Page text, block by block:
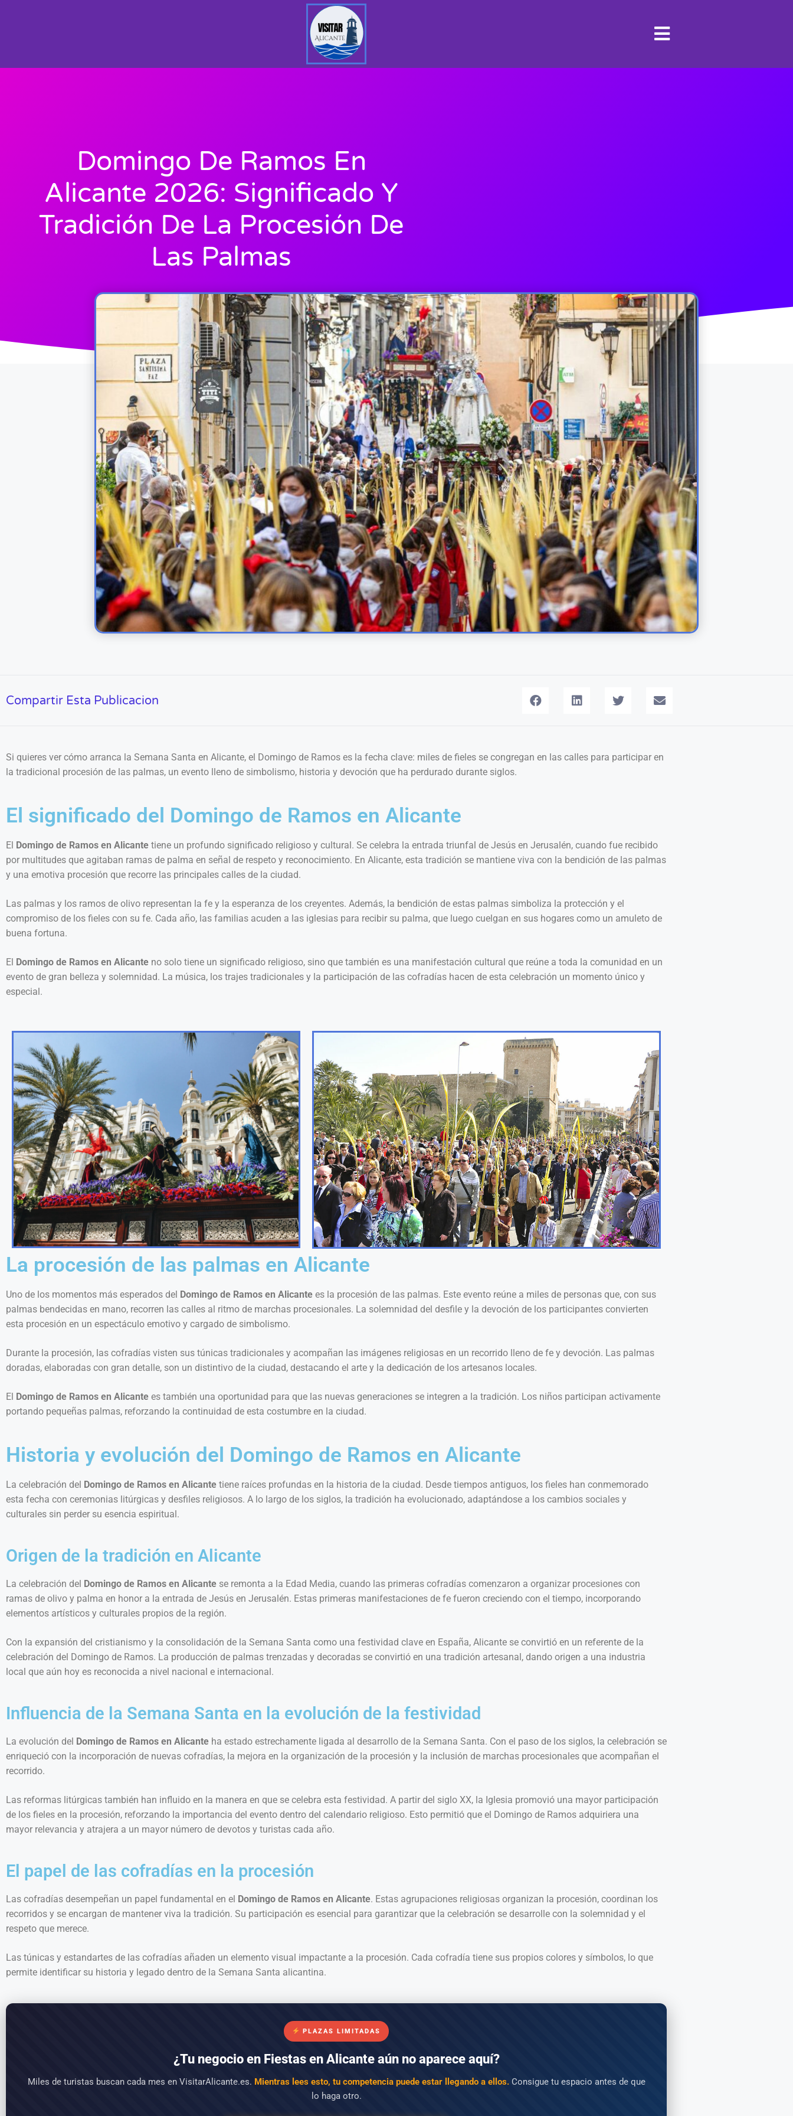
Domingo De Ramos En
Alicante 2026: Significado Y
Tradición De La Procesión De
Las Palmas
Compartir Esta Publicacion
Si quieres ver cómo arranca la Semana Santa en Alicante, el Domingo de Ramos es la fecha clave: miles de fieles se congregan en las calles para participar en
la tradicional procesión de las palmas, un evento lleno de simbolismo, historia y devoción que ha perdurado durante siglos.
El significado del Domingo de Ramos en Alicante
El Domingo de Ramos en Alicante tiene un profundo significado religioso y cultural. Se celebra la entrada triunfal de Jesús en Jerusalén, cuando fue recibido
por multitudes que agitaban ramas de palma en señal de respeto y reconocimiento. En Alicante, esta tradición se mantiene viva con la bendición de las palmas
y una emotiva procesión que recorre las principales calles de la ciudad.
Las palmas y los ramos de olivo representan la fe y la esperanza de los creyentes. Además, la bendición de estas palmas simboliza la protección y el
compromiso de los fieles con su fe. Cada año, las familias acuden a las iglesias para recibir su palma, que luego cuelgan en sus hogares como un amuleto de
buena fortuna.
El Domingo de Ramos en Alicante no solo tiene un significado religioso, sino que también es una manifestación cultural que reúne a toda la comunidad en un
evento de gran belleza y solemnidad. La música, los trajes tradicionales y la participación de las cofradías hacen de esta celebración un momento único y
especial.
La procesión de las palmas en Alicante
Uno de los momentos más esperados del Domingo de Ramos en Alicante es la procesión de las palmas. Este evento reúne a miles de personas que, con sus
palmas bendecidas en mano, recorren las calles al ritmo de marchas procesionales. La solemnidad del desfile y la devoción de los participantes convierten
esta procesión en un espectáculo emotivo y cargado de simbolismo.
Durante la procesión, las cofradías visten sus túnicas tradicionales y acompañan las imágenes religiosas en un recorrido lleno de fe y devoción. Las palmas
doradas, elaboradas con gran detalle, son un distintivo de la ciudad, destacando el arte y la dedicación de los artesanos locales.
El Domingo de Ramos en Alicante es también una oportunidad para que las nuevas generaciones se integren a la tradición. Los niños participan activamente
portando pequeñas palmas, reforzando la continuidad de esta costumbre en la ciudad.
Historia y evolución del Domingo de Ramos en Alicante
La celebración del Domingo de Ramos en Alicante tiene raíces profundas en la historia de la ciudad. Desde tiempos antiguos, los fieles han conmemorado
esta fecha con ceremonias litúrgicas y desfiles religiosos. A lo largo de los siglos, la tradición ha evolucionado, adaptándose a los cambios sociales y
culturales sin perder su esencia espiritual.
Origen de la tradición en Alicante
La celebración del Domingo de Ramos en Alicante se remonta a la Edad Media, cuando las primeras cofradías comenzaron a organizar procesiones con
ramas de olivo y palma en honor a la entrada de Jesús en Jerusalén. Estas primeras manifestaciones de fe fueron creciendo con el tiempo, incorporando
elementos artísticos y culturales propios de la región.
Con la expansión del cristianismo y la consolidación de la Semana Santa como una festividad clave en España, Alicante se convirtió en un referente de la
celebración del Domingo de Ramos. La producción de palmas trenzadas y decoradas se convirtió en una tradición artesanal, dando origen a una industria
local que aún hoy es reconocida a nivel nacional e internacional.
Influencia de la Semana Santa en la evolución de la festividad
La evolución del Domingo de Ramos en Alicante ha estado estrechamente ligada al desarrollo de la Semana Santa. Con el paso de los siglos, la celebración se
enriqueció con la incorporación de nuevas cofradías, la mejora en la organización de la procesión y la inclusión de marchas procesionales que acompañan el
recorrido.
Las reformas litúrgicas también han influido en la manera en que se celebra esta festividad. A partir del siglo XX, la Iglesia promovió una mayor participación
de los fieles en la procesión, reforzando la importancia del evento dentro del calendario religioso. Esto permitió que el Domingo de Ramos adquiriera una
mayor relevancia y atrajera a un mayor número de devotos y turistas cada año.
El papel de las cofradías en la procesión
Las cofradías desempeñan un papel fundamental en el Domingo de Ramos en Alicante. Estas agrupaciones religiosas organizan la procesión, coordinan los
recorridos y se encargan de mantener viva la tradición. Su participación es esencial para garantizar que la celebración se desarrolle con la solemnidad y el
respeto que merece.
Las túnicas y estandartes de las cofradías añaden un elemento visual impactante a la procesión. Cada cofradía tiene sus propios colores y símbolos, lo que
permite identificar su historia y legado dentro de la Semana Santa alicantina.
PLAZAS LIMITADAS
¿Tu negocio en Fiestas en Alicante aún no aparece aquí?
Miles de turistas buscan cada mes en VisitarAlicante.es. Mientras lees esto, tu competencia puede estar llegando a ellos.Consigue tu espacio antes de que
lo haga otro.